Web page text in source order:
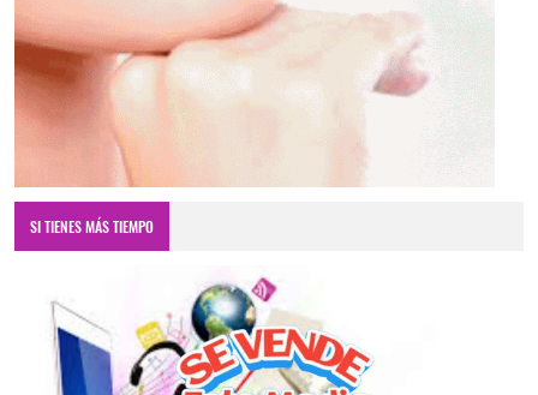
SI TIENES MÁS TIEMPO